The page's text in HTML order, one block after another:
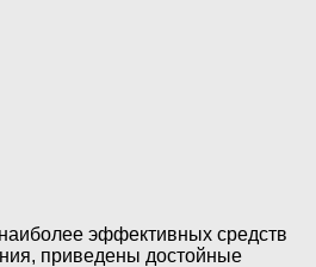
эффективных средств
приведены достойные